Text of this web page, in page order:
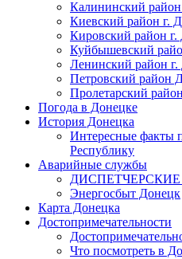
Калининский район
Киевский район г.
Кировский район г.
Куйбышевский
Ленинский район г.
Петровский район
Пролетарский
Погода в Донецке
История Донецка
Интересные факты
Республику
Аварийные службы
Энергосбыт Донецк
Карта Донецка
Достопримечательности
Что посмотреть в